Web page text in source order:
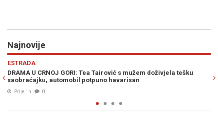
Najnovije
s mužem doživjela tešku
BAKIR IZETBEGOVIĆ SIGURAN U
prekrižena, napravili su samo belaj"